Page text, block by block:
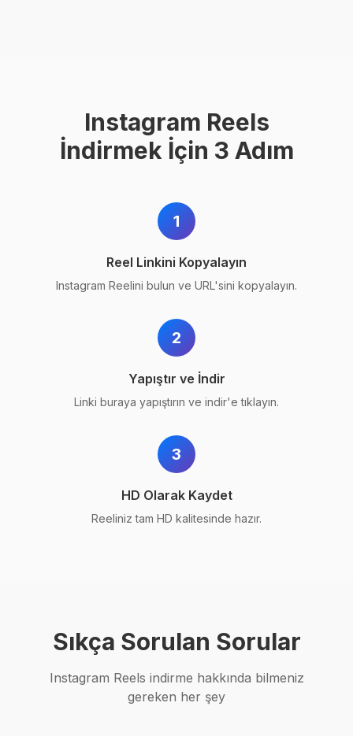
Instagram Reels
İndirmek İçin 3 Adım
1
Reel Linkini Kopyalayın
Instagram Reelini bulun ve URL'sini kopyalayın.
2
Yapıştır ve İndir
Linki buraya yapıştırın ve indir'e tıklayın.
3
HD Olarak Kaydet
Reeliniz tam HD kalitesinde hazır.
Sıkça Sorulan Sorular
Instagram Reels indirme hakkında bilmeniz
gereken her şey